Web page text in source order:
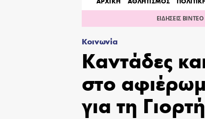
ΕΙΔΗΣΕΙΣ ΒΙΝΤΕΟ
Κοινωνία
Καντάδες
στο
για τη